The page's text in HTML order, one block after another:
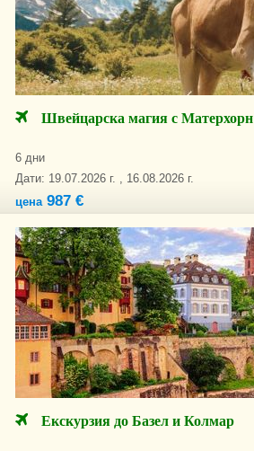
Швейцарска магия с Матерхорн
6 дни
Дати: 19.07.2026 г. , 16.08.2026 г.
цена987 €
Екскурзия до Базел и Колмар